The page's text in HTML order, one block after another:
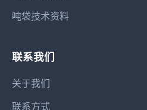
吨袋技术资料
联系我们
关于我们
联系方式